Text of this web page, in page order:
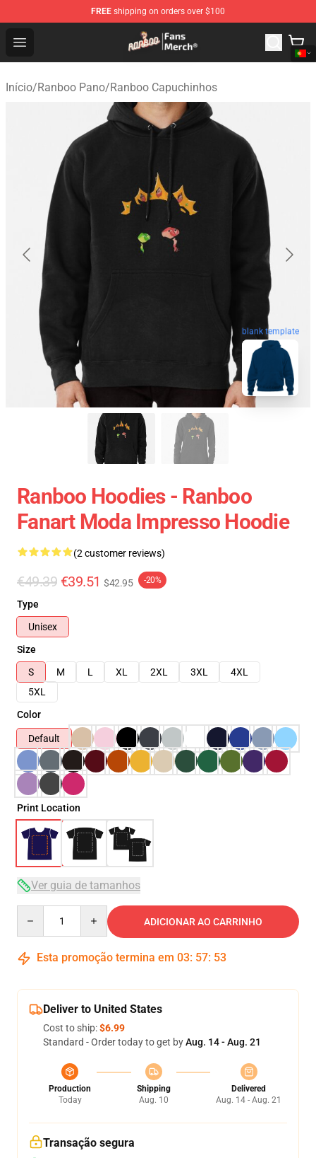
FREE shipping on orders over $100
Open menu
Ranboo Store - Official Ranboo Merchandise Shop
Início/Ranboo Pano/Ranboo Capuchinhos
blank template
Ranboo Hoodies - Ranboo
Fanart Moda Impresso Hoodie
(2 customer reviews)
€49.39 €39.51 $42.95 -20%
Type
Unisex
Size
S
M L XL 2XL 3XL
4XL
5XL
Color
Default
Print Location
Ver guia de tamanhos
ADICIONAR AO CARRINHO
Esta promoção termina em 03: 57: 53
Deliver to United States
Cost to ship:$6.99
Standard - Order today to get byAug. 14 - Aug. 21
Production
Today
Shipping
Aug. 10
Delivered
Aug. 14 - Aug. 21
Transação segura